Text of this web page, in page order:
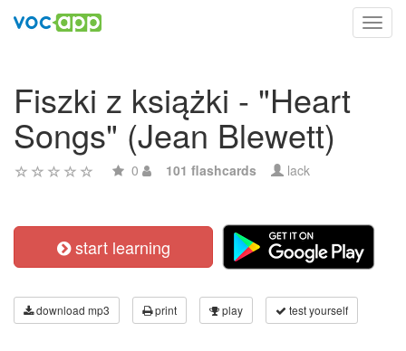
Fiszki z książki - "Heart
Songs" (Jean Blewett)
0 101 flashcards lack
start learning
download mp3 print play test yourself